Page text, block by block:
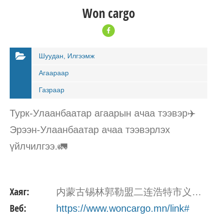
Won cargo
Шуудан, Илгээмж
Агаараар
Газраар
Турк-Улаанбаатар агаарын ачаа тээвэр✈️
Эрээн-Улаанбаатар ачаа тээвэрлэх
үйлчилгээ.🚛
Хаяг: 内蒙古锡林郭勒盟二连浩特市义乌市场西文都苏旅店
Веб: https://www.woncargo.mn/link#